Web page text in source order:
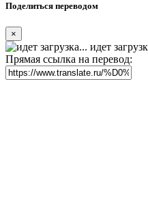
Поделиться переводом
×
идет
Прямая ссылка на перевод: